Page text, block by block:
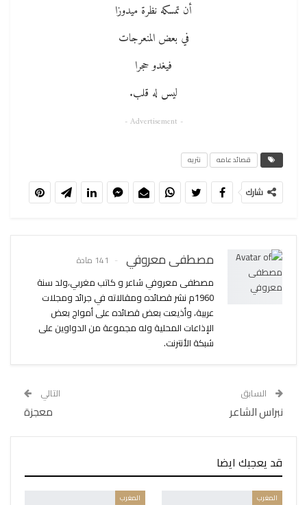
أن تمسكه نظرة ميدوزا
في بعض المنعرجات
فيغدو حجرا
ليس له قلب.
- Advertisement -
قصائد عامه نثريه
شارك
مصطفى معروفي 141 مادة
مصطفى معروفي شاعر و كاتب مغربي،ولد سنة
1960م نشر قصائده ومقالاته في جرائد ومجلات
عربية، وأذيعت بعض قصائده على أمواج بعض
الإذاعات المحلية وله مجموعة من الدواوين على
شبكة الأنترنت.
السابق
نبراس الشاعر
التالي
معجزة
قد يعجبك ايضا
المغرب المغرب